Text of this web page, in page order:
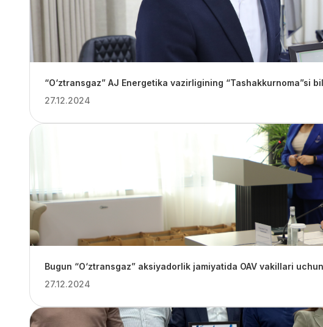
“O‘ztransgaz” AJ Energetika vazirligining “Tashakkurnoma”si
27.12.2024
Bugun “O‘ztransgaz” aksiyadorlik jamiyatida OAV vakillari
27.12.2024